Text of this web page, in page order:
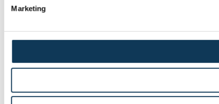
Marketing